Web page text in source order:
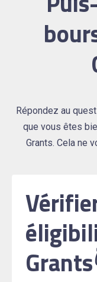
Répondez au
que vous êtes
Grants. Cela ne